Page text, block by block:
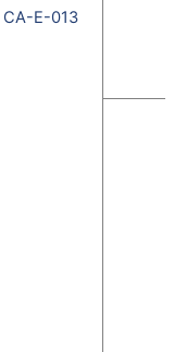
CA-E-013